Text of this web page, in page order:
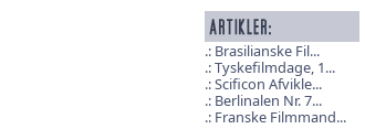
Brasilianske Fil...
Tyskefilmdage, 1...
Scificon Afvikle...
Berlinalen Nr. 7...
Franske Filmmand...